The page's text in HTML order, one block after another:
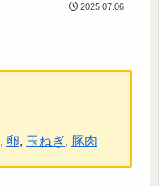
2025.07.06
, 卵, 玉ねぎ, 豚肉